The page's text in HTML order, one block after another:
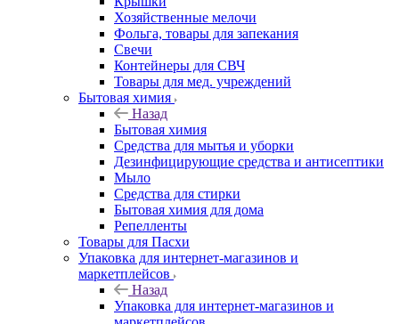
Хозяйственные мелочи
Фольга, товары для запекания
Свечи
Контейнеры для СВЧ
Товары для мед. учреждений
Бытовая химия
Назад
Бытовая химия
Средства для мытья и уборки
Дезинфицирующие средства и антисептики
Мыло
Средства для стирки
Бытовая химия для дома
Репелленты
Товары для Пасхи
Упаковка для интернет-магазинов и
маркетплейсов
Назад
Упаковка для интернет-магазинов и